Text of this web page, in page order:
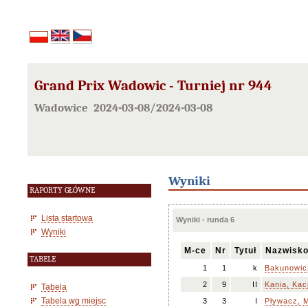
Grand Prix Wadowic - Turniej nr 944
Wadowice 2024-03-08/2024-03-08
RAPORTY GŁÓWNE
Lista startowa
Wyniki
TABELE
Tabela
Tabela wg miejsc
Wyniki
Wyniki - runda 6
M-ce Nr Tytuł
1 1 k
2
9 II
Kania,
3
3 I
Pływacz,